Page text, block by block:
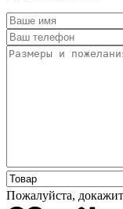
Пожалуйста,